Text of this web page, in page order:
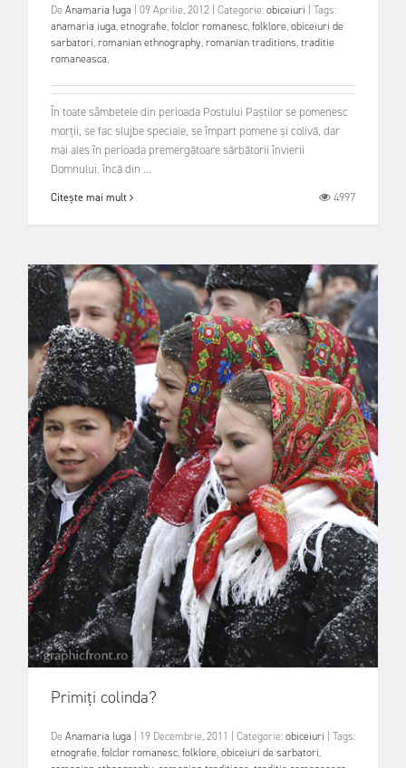
De Anamaria Iuga 09 Aprilie, 2012 Categorie:obiceiuri
Tags:
anamaria iuga,etnografie,folclor romanesc,folklore,obiceiuri de
sarbatori,romanian ethnography,romanian traditions,traditie
romaneasca,
În toate sâmbetele din perioada Postului Paștilor se pomenesc
morții, se fac slujbe speciale, se împart pomene și colivă, dar
mai ales în perioada premergătoare sărbătorii învierii
Domnului. încă din ...
Citește mai mult 4997
Primiți colinda?
De Anamaria Iuga 19 Decembrie, 2011 Categorie:obiceiuri
Tags:
etnografie,folclor romanesc,folklore,obiceiuri de sarbatori,